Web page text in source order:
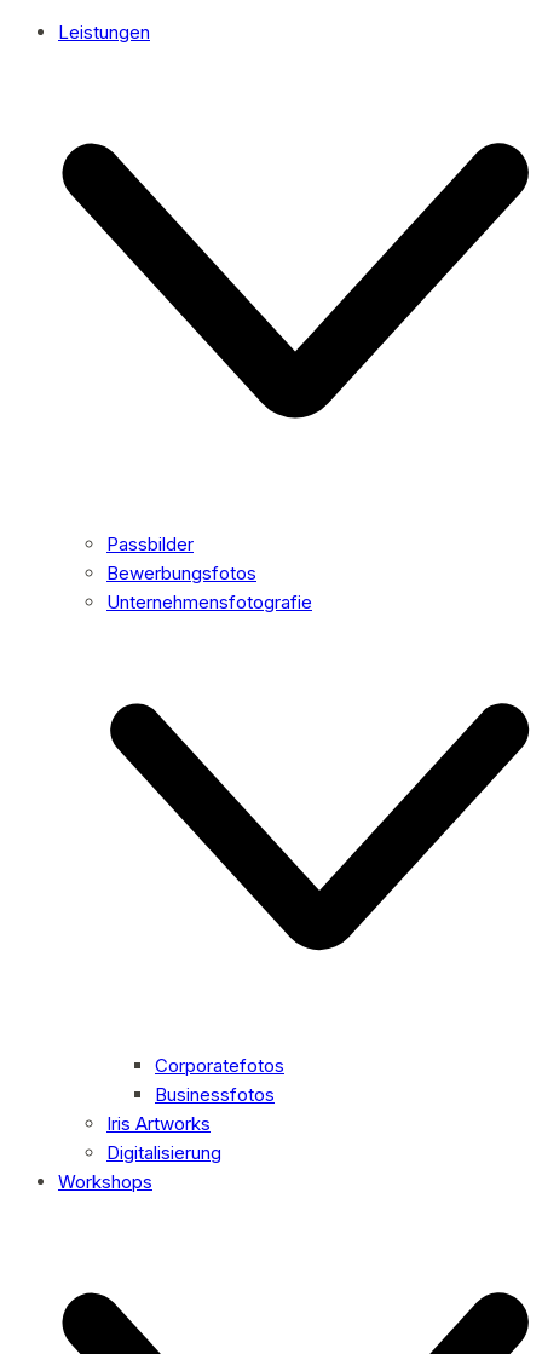
Leistungen
Passbilder
Bewerbungsfotos
Unternehmensfotografie
Corporatefotos
Businessfotos
Iris Artworks
Digitalisierung
Workshops